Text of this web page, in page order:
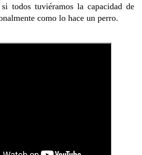
todos tuviéramos la capacidad de
como lo hace un perro.